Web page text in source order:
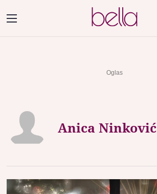
Anica Ninković